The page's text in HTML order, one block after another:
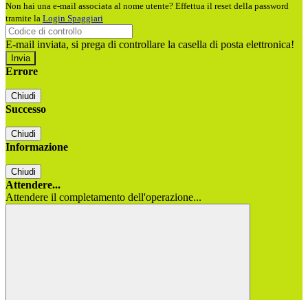
Non hai una e-mail associata al nome utente? Effettua il reset della password
tramite la Login Spaggiari
E-mail inviata, si prega di controllare la casella di posta elettronica!
Errore
Chiudi
Successo
Chiudi
Informazione
Chiudi
Attendere...
Attendere il completamento dell'operazione...